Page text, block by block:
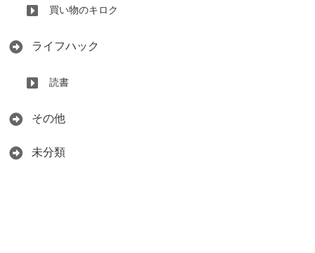
買い物のキロク
ライフハック
読書
その他
未分類